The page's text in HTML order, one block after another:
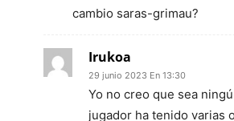
cambio saras-grimau?
Irukoa
29 junio 2023 En 13:30
Yo no creo que sea
jugador ha tenido varias